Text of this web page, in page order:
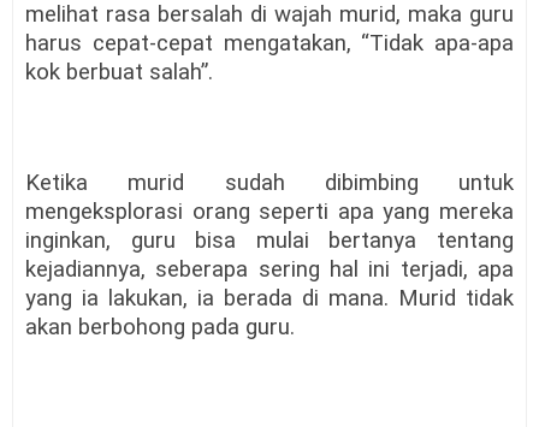
melihat rasa bersalah di wajah murid, maka guru
harus cepat-cepat mengatakan, “Tidak apa-apa
kok berbuat salah”.
Ketika murid sudah dibimbing untuk
mengeksplorasi orang seperti apa yang mereka
inginkan, guru bisa mulai bertanya tentang
kejadiannya, seberapa sering hal ini terjadi, apa
yang ia lakukan, ia berada di mana. Murid tidak
akan berbohong pada guru.